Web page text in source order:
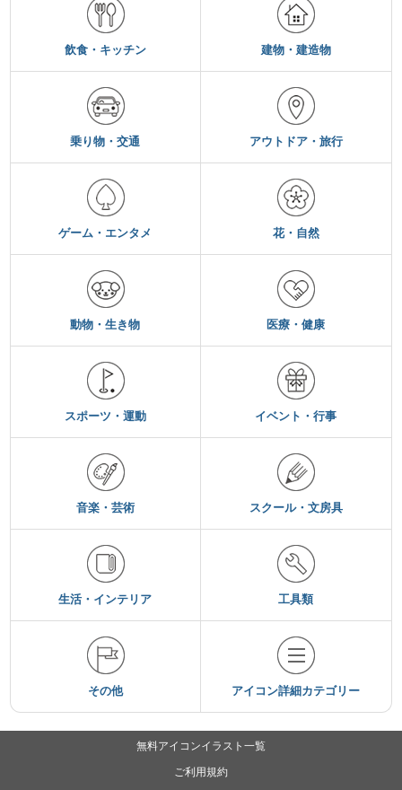
飲食・キッチン 建物・建造物
乗り物・交通 アウトドア・旅行
ゲーム・エンタメ 花・自然
動物・生き物 医療・健康
スポーツ・運動 イベント・行事
音楽・芸術 スクール・文房具
生活・インテリア 工具類
その他 アイコン詳細カテゴリー
無料アイコンイラスト一覧
ご利用規約